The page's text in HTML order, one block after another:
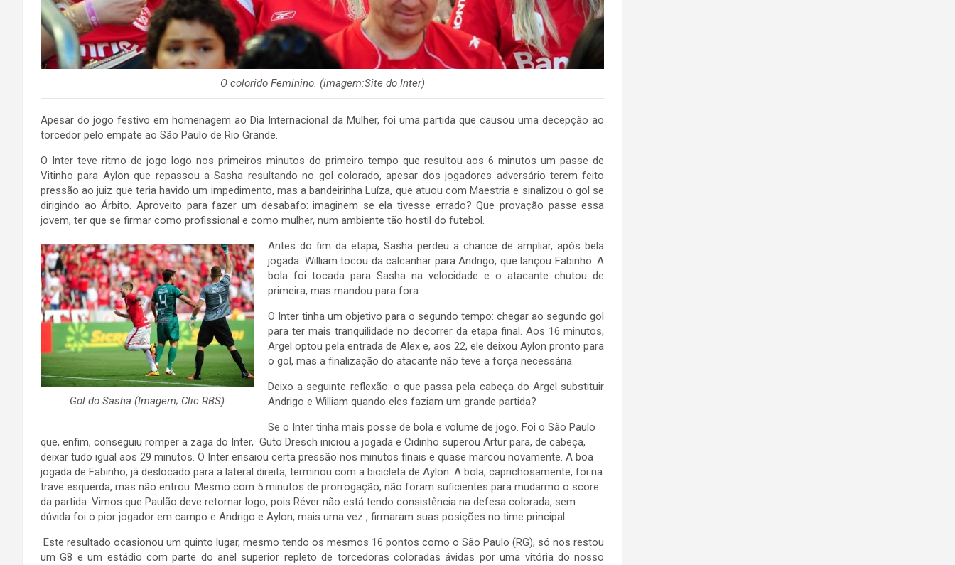
O colorido Feminino. (imagem:Site do Inter)
Apesar do jogo festivo em homenagem ao Dia Internacional da Mulher, foi uma partida que causou uma decepção ao
torcedor pelo empate ao São Paulo de Rio Grande.
O Inter teve ritmo de jogo logo nos primeiros minutos do primeiro tempo que resultou aos 6 minutos um passe de
Vitinho para Aylon que repassou a Sasha resultando no gol colorado, apesar dos jogadores adversário terem feito
pressão ao juiz que teria havido um impedimento, mas a bandeirinha Luíza, que atuou com Maestria e sinalizou o gol se
dirigindo ao Árbito. Aproveito para fazer um desabafo: imaginem se ela tivesse errado? Que provação passe essa
jovem, ter que se firmar como profissional e como mulher, num ambiente tão hostil do futebol.
Gol do Sasha (Imagem; Clic RBS)
Antes do fim da etapa, Sasha perdeu a chance de ampliar, após bela
jogada. William tocou da calcanhar para Andrigo, que lançou Fabinho. A
bola foi tocada para Sasha na velocidade e o atacante chutou de
primeira, mas mandou para fora.
O Inter tinha um objetivo para o segundo tempo: chegar ao segundo gol
para ter mais tranquilidade no decorrer da etapa final. Aos 16 minutos,
Argel optou pela entrada de Alex e, aos 22, ele deixou Aylon pronto para
o gol, mas a finalização do atacante não teve a força necessária.
Deixo a seguinte reflexão: o que passa pela cabeça do Argel substituir
Andrigo e William quando eles faziam um grande partida?
Se o Inter tinha mais posse de bola e volume de jogo. Foi o São Paulo
que, enfim, conseguiu romper a zaga do Inter, Guto Dresch iniciou a jogada e Cidinho superou Artur para, de cabeça,
deixar tudo igual aos 29 minutos. O Inter ensaiou certa pressão nos minutos finais e quase marcou novamente. A boa
jogada de Fabinho, já deslocado para a lateral direita, terminou com a bicicleta de Aylon. A bola, caprichosamente, foi na
trave esquerda, mas não entrou. Mesmo com 5 minutos de prorrogação, não foram suficientes para mudarmo o score
da partida. Vimos que Paulão deve retornar logo, pois Réver não está tendo consistência na defesa colorada, sem
dúvida foi o pior jogador em campo e Andrigo e Aylon, mais uma vez , firmaram suas posições no time principal
Este resultado ocasionou um quinto lugar, mesmo tendo os mesmos 16 pontos como o São Paulo (RG), só nos restou
um G8 e um estádio com parte do anel superior repleto de torcedoras coloradas ávidas por uma vitória do nosso